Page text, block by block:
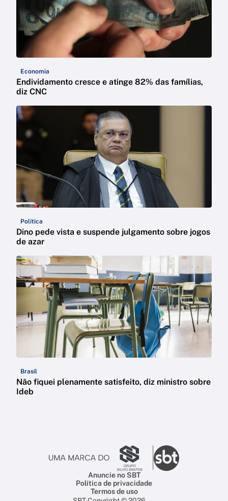
Economia
Endividamento cresce e atinge 82% das famílias,
diz CNC
Política
Dino pede vista e suspende julgamento sobre jogos
de azar
Brasil
Não fiquei plenamente satisfeito, diz ministro sobre
Ideb
Anuncie no SBT
Política de privacidade
Termos de uso